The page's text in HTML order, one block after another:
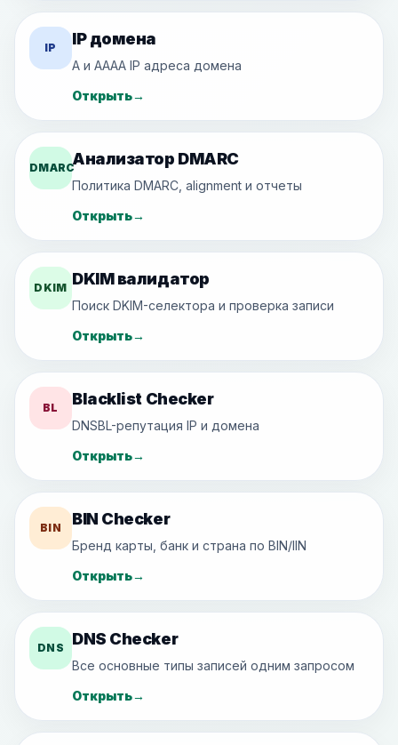
IP IP домена
A и AAAA IP адреса домена
Открыть→
DMARCАнализатор DMARC
Политика DMARC, alignment и отчеты
Открыть→
DKIM DKIM валидатор
Поиск DKIM-селектора и проверка записи
Открыть→
BL Blacklist Checker
DNSBL-репутация IP и домена
Открыть→
BIN BIN Checker
Бренд карты, банк и страна по BIN/IIN
Открыть→
DNS DNS Checker
Все основные типы записей одним запросом
Открыть→